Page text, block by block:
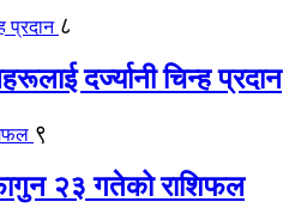
८
दर्ज्यानी चिन्ह प्रदान
९
२३ गतेको राशिफल